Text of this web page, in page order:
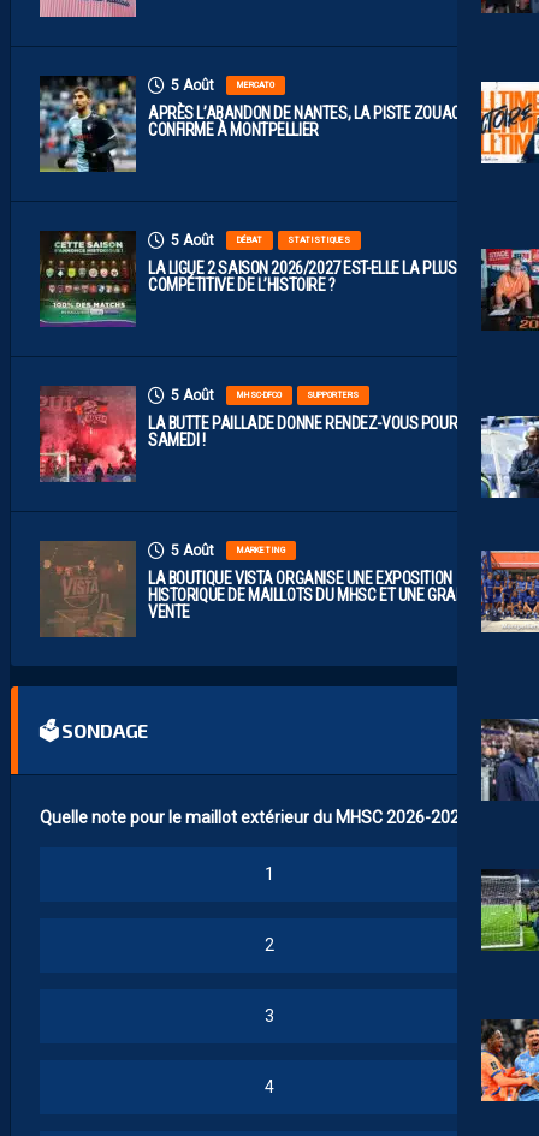
5 Août MERCATO
APRÈS L’ABANDON DE NANTES, LA PISTE ZOUAOUI SE
CONFIRME À MONTPELLIER
5 Août DÉBAT STATISTIQUES
LA LIGUE 2 SAISON 2026/2027 EST-ELLE LA PLUS
COMPÉTITIVE DE L’HISTOIRE ?
5 Août MHSC-DFCO SUPPORTERS
LA BUTTE PAILLADE DONNE RENDEZ-VOUS POUR
SAMEDI !
5 Août MARKETING
LA BOUTIQUE VISTA ORGANISE UNE EXPOSITION
HISTORIQUE DE MAILLOTS DU MHSC ET UNE GRANDE
VENTE
🗳 SONDAGE
Quelle note pour le maillot extérieur du MHSC 2026-2027 ?
1
2
3
4